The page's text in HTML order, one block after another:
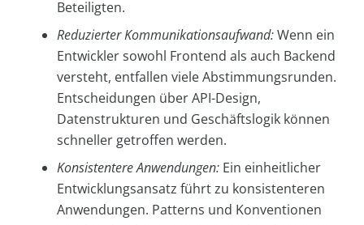
Beteiligten.
Reduzierter Kommunikationsaufwand:Wenn ein
Entwickler sowohl Frontend als auch Backend
versteht, entfallen viele Abstimmungsrunden.
Entscheidungen über API-Design,
Datenstrukturen und Geschäftslogik können
schneller getroffen werden.
Konsistentere Anwendungen: Ein einheitlicher
Entwicklungsansatz führt zu konsistenteren
Anwendungen. Patterns und Konventionen